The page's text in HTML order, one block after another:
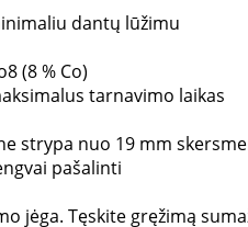
dantų lūžimu
(8 % Co)
tarnavimo laikas
strypa nuo 19 mm
pašalinti
jėga. Tęskite gręžimą